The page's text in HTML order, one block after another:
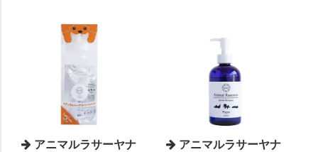
アニマルラサーヤナ
アニマルラサーヤナ